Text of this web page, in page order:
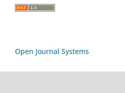
Open Journal Systems